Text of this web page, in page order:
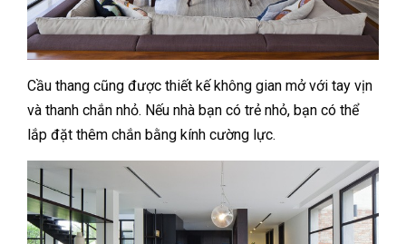
Cầu thang cũng được thiết kế không gian mở với tay vịn
và thanh chắn nhỏ. Nếu nhà bạn có trẻ nhỏ, bạn có thể
lắp đặt thêm chắn bằng kính cường lực.